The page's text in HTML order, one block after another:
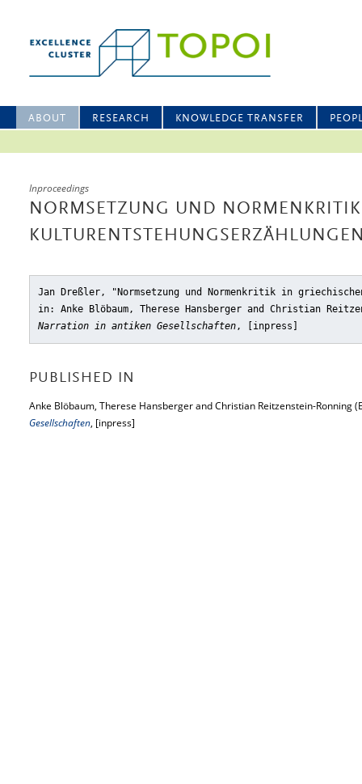
ABOUT RESEARCH KNOWLEDGE TRANSFER
Inproceedings
NORMSETZUNG UND
Jan Dreßler, "Normsetzung und Normenkritik in
in: Anke Blöbaum, Therese Hansberger and Christian
Narration in antiken Gesellschaften, [inpress]
PUBLISHED IN
Anke Blöbaum, Therese Hansberger and Christian Reitzenstein-Ronning
Gesellschaften, [inpress]